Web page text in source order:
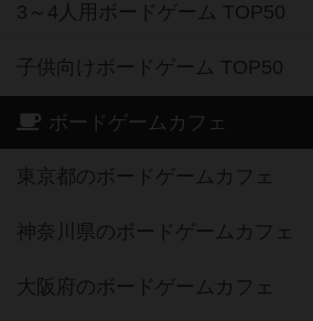
3～4人用ボードゲーム TOP50
子供向けボードゲーム TOP50
ボードゲームカフェ
東京都のボードゲームカフェ
神奈川県のボードゲームカフェ
大阪府のボードゲームカフェ